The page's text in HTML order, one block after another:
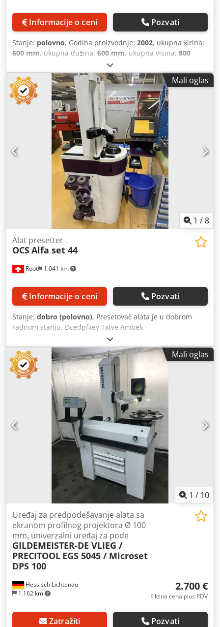
Informacije o ceni Pozvati
Stanje: polovno, Godina proizvodnje: 2002, ukupna širina:
600 mm, ukupna dužina: 600 mm, ukupna visina: 800
, Boja: siva Djdpfsyu Sl Hsx Ambjck Sopstvena težina:
50 kg Cena: na upit - Godina proizvodnje: 2002 -
Dokumentacija dostupna: ne - CE sertifikat: ne - Serijski
broj: 97370 - Model mernog uređaja: uređaj za
predpodešavanje alata - Opcije: digitalni prikaz -
Transportne dimenzije: 600mm x 600mm x 800mm (d x š x
v) - Transportna težina [kg]: 50kg - Broj transportnih paketa
[kom]: 1 Finansijske informacije PDV: navedena cena je bez
PDV-a PDV/Oporezivanje razlike: PDV je odbit za
preduzetnike Isporuka i otkup mogući u svakom trenutku
za svu industrijsku opremu. Lukas van Rossum
Mali oglas
1 /8
Root 1.041 km
Alat presetter
OCSAlfa set 44
Informacije o ceni Pozvati
Stanje: dobro (polovno), Presetovač alata je u dobrom
radnom stanju. Dcedpfxey Txtve Ambek
Mali oglas
1 / 10
Hessisch Lichtenau
1.162 km
Uređaj za predpodešavanje alata sa
ekranom profilnog projektora Ø 100
mm, univerzalni uređaj za pode
GILDEMEISTER-DE VLIEG /
PRECITOOL EGS 5045 / Microset
DPS 100
2.700 €
Fiksna cena plus PDV
Zatražiti Pozvati